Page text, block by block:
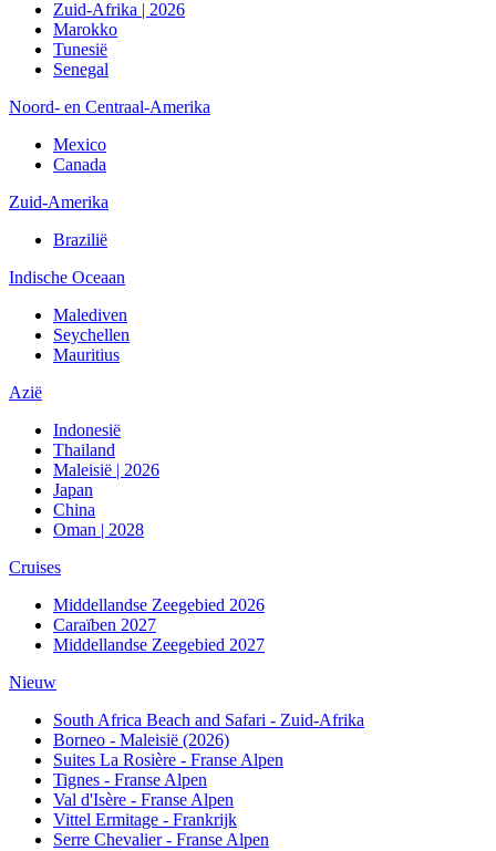
Zuid-Afrika | 2026
Marokko
Tunesië
Senegal
Noord- en Centraal-Amerika
Mexico
Canada
Zuid-Amerika
Brazilië
Indische Oceaan
Malediven
Seychellen
Mauritius
Azië
Indonesië
Thailand
Maleisië | 2026
Japan
China
Oman | 2028
Cruises
Middellandse Zeegebied 2026
Caraïben 2027
Middellandse Zeegebied 2027
Nieuw
South Africa Beach and Safari - Zuid-Afrika
Borneo - Maleisië (2026)
Suites La Rosière - Franse Alpen
Tignes - Franse Alpen
Val d'Isère - Franse Alpen
Vittel Ermitage - Frankrijk
Serre Chevalier - Franse Alpen